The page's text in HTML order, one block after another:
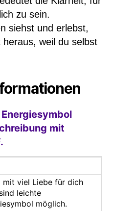
zu sein.
siehst und erlebst,
weil du selbst
mit
mit viel Liebe für dich
leichte
möglich.